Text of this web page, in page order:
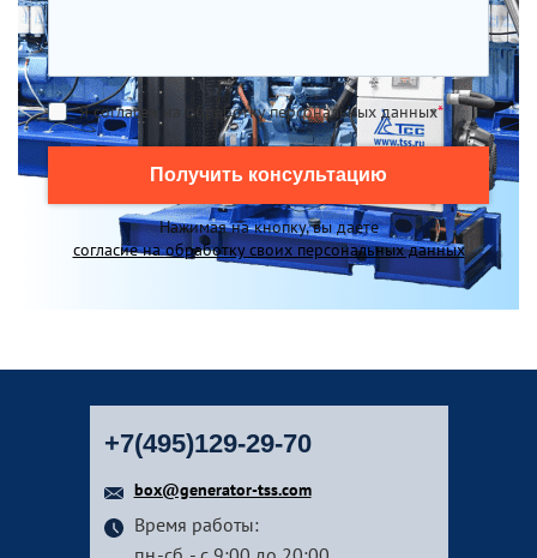
Я согласен на обработку персональных данных*
Получить консультацию
Нажимая на кнопку, вы даете
согласие на обработку своих персональных данных
+7(495)129-29-70
box@generator-tss.com
Время работы: